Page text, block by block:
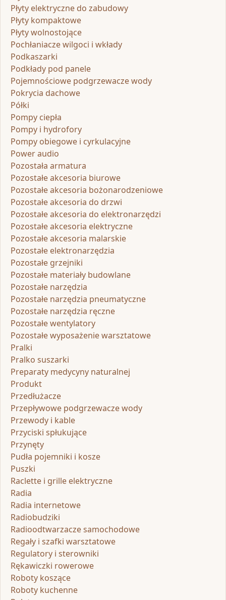
Płyty elektryczne do zabudowy
Płyty kompaktowe
Płyty wolnostojące
Pochłaniacze wilgoci i wkłady
Podkaszarki
Podkłady pod panele
Pojemnościowe podgrzewacze wody
Pokrycia dachowe
Półki
Pompy ciepła
Pompy i hydrofory
Pompy obiegowe i cyrkulacyjne
Power audio
Pozostała armatura
Pozostałe akcesoria biurowe
Pozostałe akcesoria bożonarodzeniowe
Pozostałe akcesoria do drzwi
Pozostałe akcesoria do elektronarzędzi
Pozostałe akcesoria elektryczne
Pozostałe akcesoria malarskie
Pozostałe elektronarzędzia
Pozostałe grzejniki
Pozostałe materiały budowlane
Pozostałe narzędzia
Pozostałe narzędzia pneumatyczne
Pozostałe narzędzia ręczne
Pozostałe wentylatory
Pozostałe wyposażenie warsztatowe
Pralki
Pralko suszarki
Preparaty medycyny naturalnej
Produkt
Przedłużacze
Przepływowe podgrzewacze wody
Przewody i kable
Przyciski spłukujące
Przynęty
Pudła pojemniki i kosze
Puszki
Raclette i grille elektryczne
Radia
Radia internetowe
Radiobudziki
Radioodtwarzacze samochodowe
Regały i szafki warsztatowe
Regulatory i sterowniki
Rękawiczki rowerowe
Roboty koszące
Roboty kuchenne